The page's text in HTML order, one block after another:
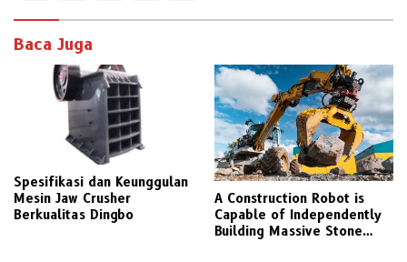
a
s
Baca Juga
Spesifikasi dan Keunggulan
Mesin Jaw Crusher
Berkualitas Dingbo
A Construction Robot is
Capable of Independently
Building Massive Stone